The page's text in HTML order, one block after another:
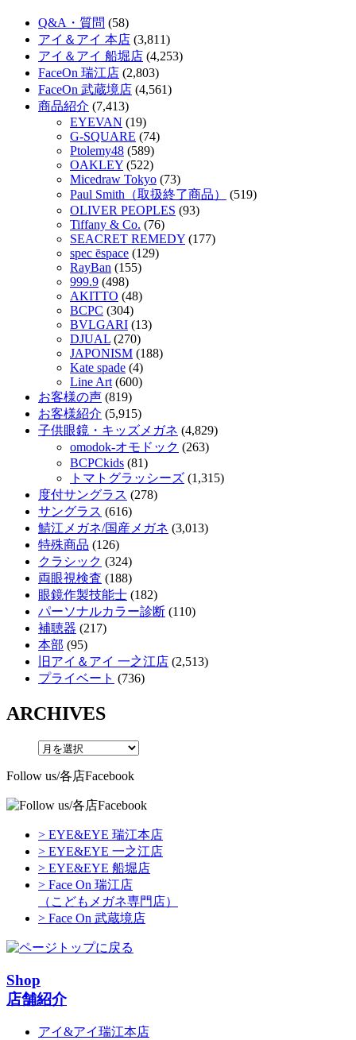
Q&A・質問 (58)
アイ＆アイ 本店 (3,811)
アイ＆アイ 船堀店 (4,253)
FaceOn 瑞江店 (2,803)
FaceOn 武蔵境店 (4,561)
商品紹介 (7,413)
EYEVAN (19)
G-SQUARE (74)
Ptolemy48 (589)
OAKLEY (522)
Micedraw Tokyo (73)
Paul Smith（取扱終了商品）
(519)
OLIVER PEOPLES (93)
Tiffany & Co. (76)
SEACRET REMEDY (177)
spec ēspace (129)
RayBan (155)
999.9 (498)
AKITTO (48)
BCPC (304)
BVLGARI (13)
DJUAL (270)
JAPONISM (188)
Kate spade (4)
Line Art (600)
お客様の声 (819)
お客様紹介 (5,915)
子供眼鏡・キッズメガネ (4,829)
omodok-オモドック (263)
BCPCkids (81)
トマトグラッシーズ (1,315)
度付サングラス (278)
サングラス (616)
鯖江メガネ/国産メガネ (3,013)
特殊商品 (126)
クラシック (324)
両眼視検査 (188)
眼鏡作製技能士 (182)
パーソナルカラー診断 (110)
補聴器 (217)
本部 (95)
旧アイ＆アイ 一之江店 (2,513)
プライベート (736)
ARCHIVES
Follow us/各店Facebook
> EYE&EYE 瑞江本店
> EYE&EYE 一之江店
> EYE&EYE 船堀店
> Face On 瑞江店
（こどもメガネ専門店）
> Face On 武蔵境店
Shop
店舗紹介
アイ&アイ瑞江本店